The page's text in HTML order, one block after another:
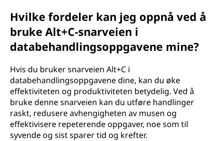
Hvilke fordeler kan jeg oppnå ved å
bruke Alt+C-snarveien i
databehandlingsoppgavene mine?
Hvis du bruker snarveien Alt+C i
databehandlingsoppgavene dine, kan du øke
effektiviteten og produktiviteten betydelig. Ved å
bruke denne snarveien kan du utføre handlinger
raskt, redusere avhengigheten av musen og
effektivisere repeterende oppgaver, noe som til
syvende og sist sparer tid og krefter.